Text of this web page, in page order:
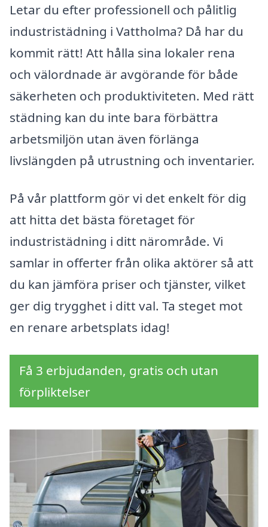
Letar du efter professionell och pålitlig
industristädning i Vattholma? Då har du
kommit rätt! Att hålla sina lokaler rena
och välordnade är avgörande för både
säkerheten och produktiviteten. Med rätt
städning kan du inte bara förbättra
arbetsmiljön utan även förlänga
livslängden på utrustning och inventarier.
På vår plattform gör vi det enkelt för dig
att hitta det bästa företaget för
industristädning i ditt närområde. Vi
samlar in offerter från olika aktörer så att
du kan jämföra priser och tjänster, vilket
ger dig trygghet i ditt val. Ta steget mot
en renare arbetsplats idag!
Få 3 erbjudanden, gratis och utan
förpliktelser